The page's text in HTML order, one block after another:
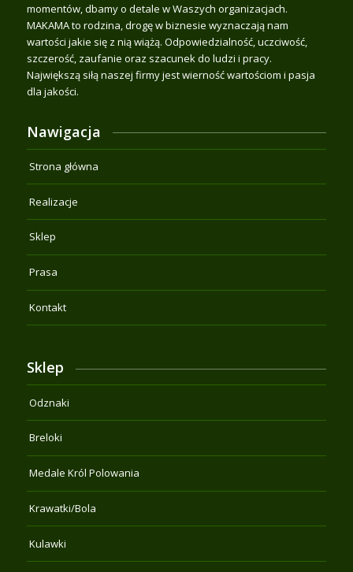
momentów, dbamy o detale w Waszych organizacjach.
MAKAMA to rodzina, drogę w biznesie wyznaczają nam
wartości jakie się z nią wiążą. Odpowiedzialność, uczciwość,
szczerość, zaufanie oraz szacunek do ludzi i pracy.
Największą siłą naszej firmy jest wierność wartościom i pasja
dla jakości.
Nawigacja
Strona główna
Realizacje
Sklep
Prasa
Kontakt
Sklep
Odznaki
Breloki
Medale Król Polowania
Krawatki/Bola
Kulawki